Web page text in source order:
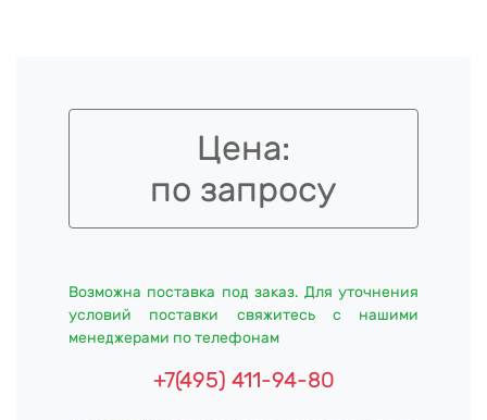
Цена:
по запросу
Возможна поставка под заказ. Для уточнения
условий поставки свяжитесь с нашими
менеджерами по телефонам
+7(495) 411-94-80